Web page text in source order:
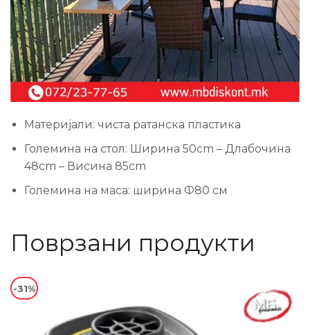
Материјали: чиста ратанска пластика
Големина на стол: Ширина 50cm – Длабочина
48cm – Висина 85cm
Големина на маса: ширина Ф80 см
Поврзани продукти
-31%